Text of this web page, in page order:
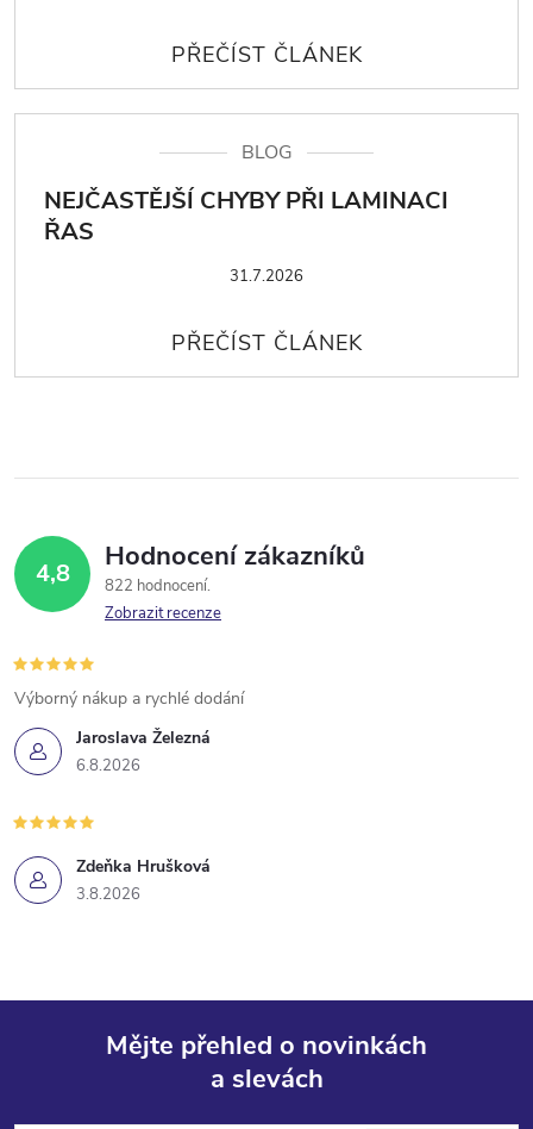
BLOG
NEJČASTĚJŠÍ CHYBY PŘI LAMINACI
ŘAS
31.7.2026
4,8 Hodnocení zákazníků
822 hodnocení
Zobrazit recenze
Jaroslava Železná
6.8.2026
Výborný nákup a rychlé dodání
Zdeňka Hrušková
3.8.2026
Mějte přehled o novinkách
a slevách